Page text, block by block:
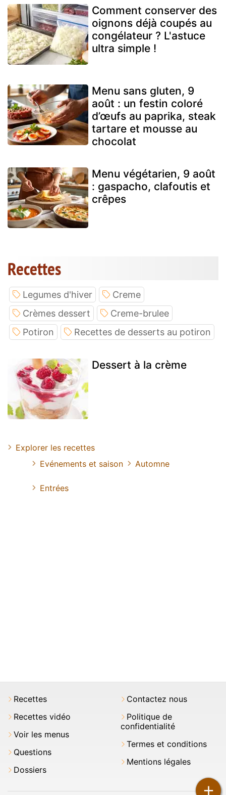
+
Comment conserver des
oignons déjà coupés au
congélateur ? L'astuce
ultra simple !
Menu sans gluten, 9
août : un festin coloré
d’œufs au paprika, steak
tartare et mousse au
chocolat
Menu végétarien, 9 août
: gaspacho, clafoutis et
crêpes
Recettes
Legumes d'hiver
Creme
Crèmes dessert
Creme-brulee
Potiron
Recettes de desserts au potiron
Dessert à la crème
Explorer les recettes
Evénements et saison
Automne
Entrées
Recettes
Recettes vidéo
Voir les menus
Questions
Dossiers
Contactez nous
Politique de
confidentialité
Termes et conditions
Mentions légales